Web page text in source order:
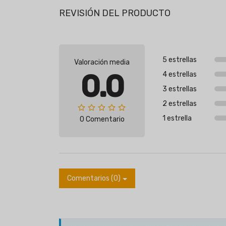
REVISIÓN DEL PRODUCTO
Valoración media
0.0
0 Comentario
5 estrellas
4 estrellas
3 estrellas
2 estrellas
1 estrella
Comentarios (0)